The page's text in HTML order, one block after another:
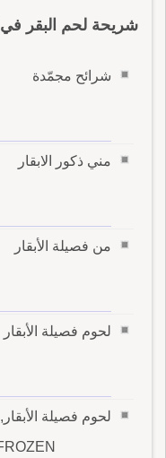
شريحة لحم البقر
شرائح مجمّدة
مني ذكور الابقار
من فصيلة الأبقار
لحوم فصيلة الأبقار
لحوم فصيلة